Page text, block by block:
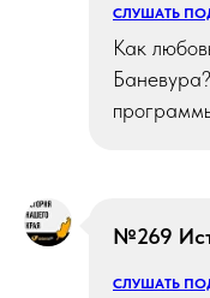
СЛУШАТЬ
Как
№269
СЛУШАТЬ